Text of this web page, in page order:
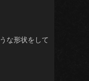
な形状をして